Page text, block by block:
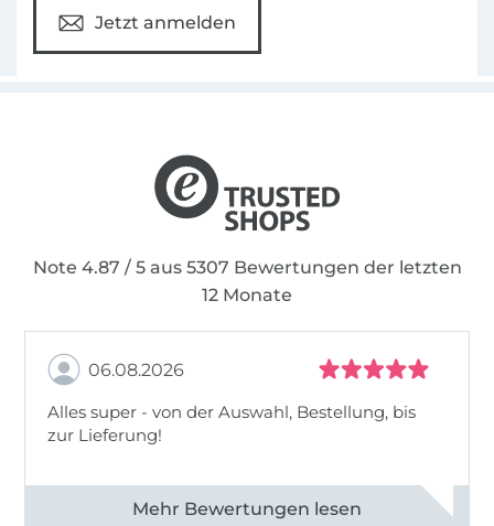
Jetzt anmelden
Note 4.87 / 5 aus 5307 Bewertungen der letzten
12 Monate
06.08.2026
Alles super - von der Auswahl, Bestellung, bis
zur Lieferung!
Alle 82968 Bewertungen ansehen